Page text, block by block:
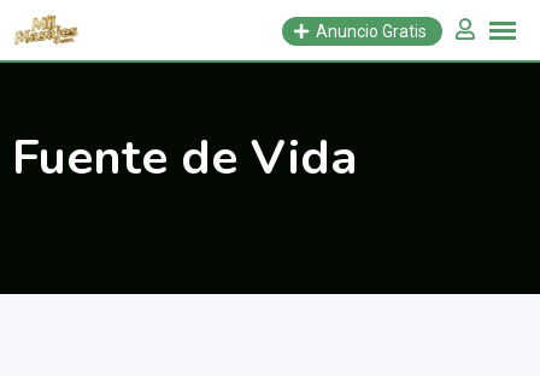
Saltar
Anuncio Gratis
Fuente de Vida